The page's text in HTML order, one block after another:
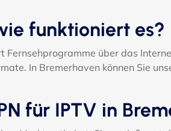
funktioniert es?
Fernsehprogramme über das
In Bremerhaven können Sie
für IPTV in